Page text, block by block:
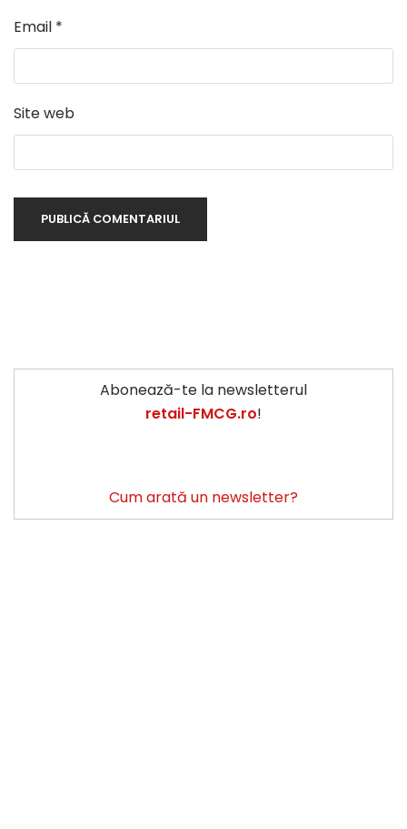
Email *
Site web
Abonează-te la newsletterul
retail-FMCG.ro!
Cum arată un newsletter?